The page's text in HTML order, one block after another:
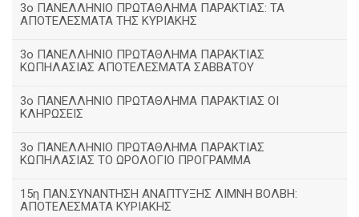
3o ΠΑΝΕΛΛΗΝΙΟ ΠΡΩΤΑΘΛΗΜΑ ΠΑΡΑΚΤΙΑΣ: ΤΑ
ΑΠΟΤΕΛΕΣΜΑΤΑ ΤΗΣ ΚΥΡΙΑΚΗΣ
3ο ΠΑΝΕΛΛΗΝΙΟ ΠΡΩΤΑΘΛΗΜΑ ΠΑΡΑΚΤΙΑΣ
ΚΩΠΗΛΑΣΙΑΣ ΑΠΟΤΕΛΕΣΜΑΤΑ ΣΑΒΒΑΤΟΥ
3ο ΠΑΝΕΛΛΗΝΙΟ ΠΡΩΤΑΘΛΗΜΑ ΠΑΡΑΚΤΙΑΣ ΟΙ
ΚΛΗΡΩΣΕΙΣ
3ο ΠΑΝΕΛΛΗΝΙΟ ΠΡΩΤΑΘΛΗΜΑ ΠΑΡΑΚΤΙΑΣ
ΚΩΠΗΛΑΣΙΑΣ ΤΟ ΩΡΟΛΟΓΙΟ ΠΡΟΓΡΑΜΜΑ
15η ΠΑΝ.ΣΥΝΑΝΤΗΣΗ ΑΝΑΠΤΥΞΗΣ ΛΙΜΝΗ ΒΟΛΒΗ:
ΑΠΟΤΕΛΕΣΜΑΤΑ ΚΥΡΙΑΚΗΣ